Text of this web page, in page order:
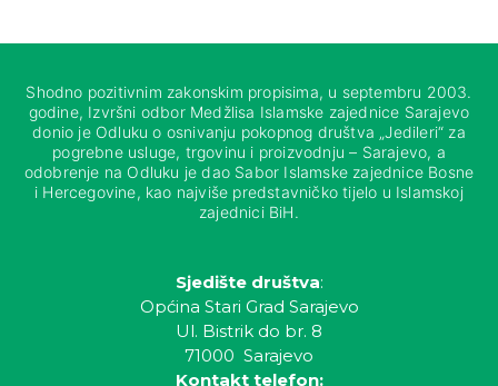
Shodno pozitivnim zakonskim propisima, u septembru 2003.
godine, Izvršni odbor Medžlisa Islamske zajednice Sarajevo
donio je Odluku o osnivanju pokopnog društva „Jedileri“ za
pogrebne usluge, trgovinu i proizvodnju – Sarajevo, a
odobrenje na Odluku je dao Sabor Islamske zajednice Bosne
i Hercegovine, kao najviše predstavničko tijelo u Islamskoj
zajednici BiH.
Sjedište društva:
Općina Stari Grad Sarajevo
Ul. Bistrik do br. 8
71000 Sarajevo
Kontakt telefon: